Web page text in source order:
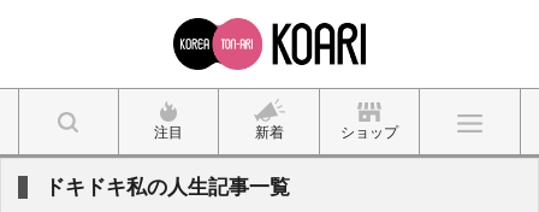
注目 新着 ショップ
ドキドキ私の人生記事一覧